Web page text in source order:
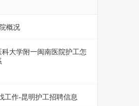
概况
科大学附一闽南医院护工怎
工作-昆明护工招聘信息